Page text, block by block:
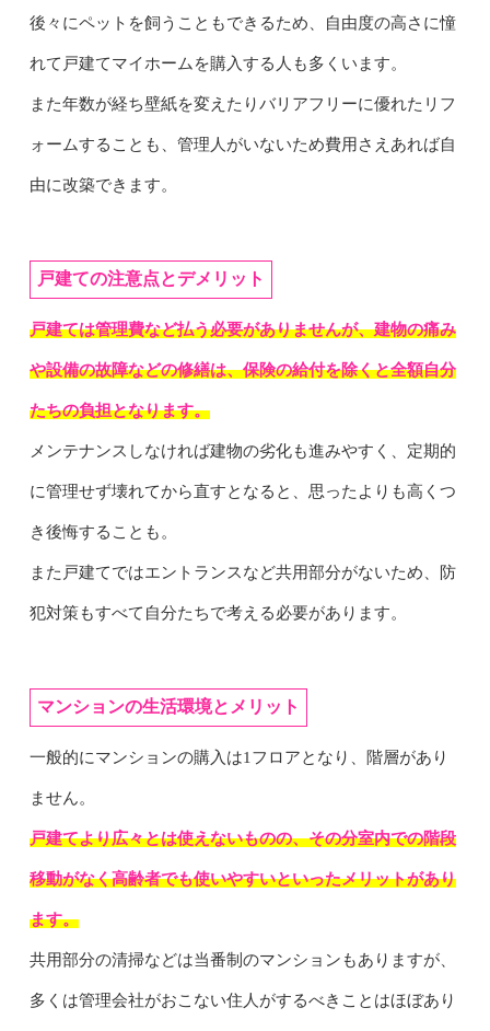
後々にペットを飼うこともできるため、自由度の高さに憧
れて戸建てマイホームを購入する人も多くいます。
また年数が経ち壁紙を変えたりバリアフリーに優れたリフ
ォームすることも、管理人がいないため費用さえあれば自
由に改築できます。
戸建ての注意点とデメリット
戸建ては管理費など払う必要がありませんが、建物の痛み
や設備の故障などの修繕は、保険の給付を除くと全額自分
たちの負担となります。
メンテナンスしなければ建物の劣化も進みやすく、定期的
に管理せず壊れてから直すとなると、思ったよりも高くつ
き後悔することも。
また戸建てではエントランスなど共用部分がないため、防
犯対策もすべて自分たちで考える必要があります。
マンションの生活環境とメリット
一般的にマンションの購入は1フロアとなり、階層があり
ません。
戸建てより広々とは使えないものの、その分室内での階段
移動がなく高齢者でも使いやすいといったメリットがあり
ます。
共用部分の清掃などは当番制のマンションもありますが、
多くは管理会社がおこない住人がするべきことはほぼあり